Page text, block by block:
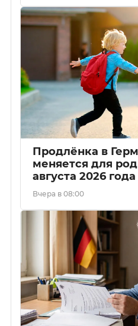
Продлёнка в
меняется для
августа 2026 года
Вчера в 08:00